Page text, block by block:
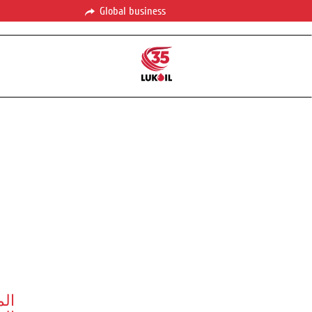
Global business